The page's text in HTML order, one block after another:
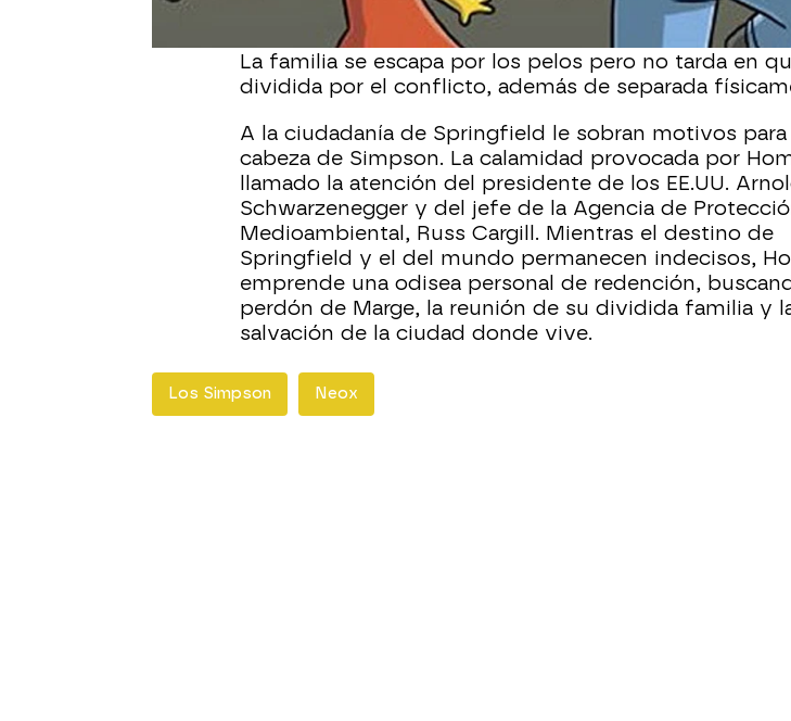
Marge está indignada por la monumental metedura
Homer, una turba vengativa cae sobre el hogar de los
La familia se escapa por los pelos pero no tarda en
dividida por el conflicto, además de separada
A la ciudadanía de Springfield le sobran motivos
cabeza de Simpson. La calamidad provocada por
llamado la atención del presidente de los EE.UU.
Schwarzenegger y del jefe de la Agencia de
Medioambiental, Russ Cargill. Mientras el destino de
Springfield y el del mundo permanecen indecisos,
emprende una odisea personal de redención,
perdón de Marge, la reunión de su dividida familia y
salvación de la ciudad donde vive.
Los Simpson Neox